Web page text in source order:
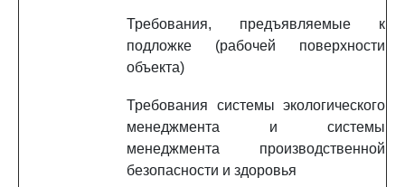
Требования, предъявляемые к
подложке (рабочей поверхности
объекта)
Требования системы экологического
менеджмента и системы
менеджмента производственной
безопасности и здоровья